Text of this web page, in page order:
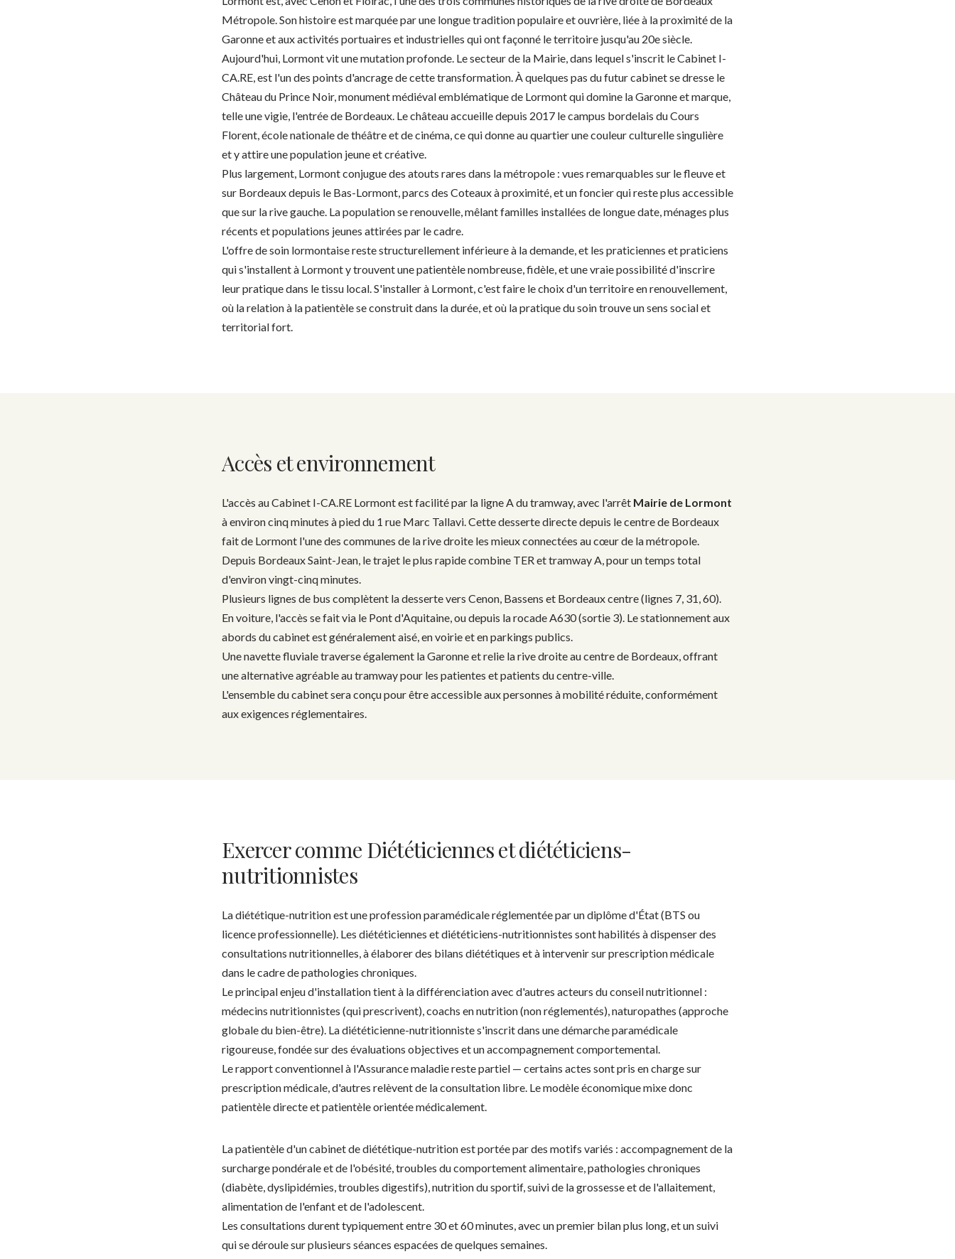
Métropole. Son histoire est marquée par une longue tradition populaire et ouvrière, liée à la proximité de la
Garonne et aux activités portuaires et industrielles qui ont façonné le territoire jusqu'au 20e siècle.
Aujourd'hui, Lormont vit une mutation profonde. Le secteur de la Mairie, dans lequel s'inscrit le Cabinet I-
CA.RE, est l'un des points d'ancrage de cette transformation. À quelques pas du futur cabinet se dresse le
Château du Prince Noir, monument médiéval emblématique de Lormont qui domine la Garonne et marque,
telle une vigie, l'entrée de Bordeaux. Le château accueille depuis 2017 le campus bordelais du Cours
Florent, école nationale de théâtre et de cinéma, ce qui donne au quartier une couleur culturelle singulière
et y attire une population jeune et créative.
Plus largement, Lormont conjugue des atouts rares dans la métropole : vues remarquables sur le fleuve et
sur Bordeaux depuis le Bas-Lormont, parcs des Coteaux à proximité, et un foncier qui reste plus accessible
que sur la rive gauche. La population se renouvelle, mêlant familles installées de longue date, ménages plus
récents et populations jeunes attirées par le cadre.
L'offre de soin lormontaise reste structurellement inférieure à la demande, et les praticiennes et praticiens
qui s'installent à Lormont y trouvent une patientèle nombreuse, fidèle, et une vraie possibilité d'inscrire
leur pratique dans le tissu local. S'installer à Lormont, c'est faire le choix d'un territoire en renouvellement,
où la relation à la patientèle se construit dans la durée, et où la pratique du soin trouve un sens social et
territorial fort.
Accès et environnement
L'accès au Cabinet I-CA.RE Lormont est facilité par la ligne A du tramway, avec l'arrêt Mairie de Lormont
à environ cinq minutes à pied du 1 rue Marc Tallavi. Cette desserte directe depuis le centre de Bordeaux
fait de Lormont l'une des communes de la rive droite les mieux connectées au cœur de la métropole.
Depuis Bordeaux Saint-Jean, le trajet le plus rapide combine TER et tramway A, pour un temps total
d'environ vingt-cinq minutes.
Plusieurs lignes de bus complètent la desserte vers Cenon, Bassens et Bordeaux centre (lignes 7, 31, 60).
En voiture, l'accès se fait via le Pont d'Aquitaine, ou depuis la rocade A630 (sortie 3). Le stationnement aux
abords du cabinet est généralement aisé, en voirie et en parkings publics.
Une navette fluviale traverse également la Garonne et relie la rive droite au centre de Bordeaux, offrant
une alternative agréable au tramway pour les patientes et patients du centre-ville.
L'ensemble du cabinet sera conçu pour être accessible aux personnes à mobilité réduite, conformément
aux exigences réglementaires.
Exercer comme Diététiciennes et diététiciens-
nutritionnistes
La diététique-nutrition est une profession paramédicale réglementée par un diplôme d'État (BTS ou
licence professionnelle). Les diététiciennes et diététiciens-nutritionnistes sont habilités à dispenser des
consultations nutritionnelles, à élaborer des bilans diététiques et à intervenir sur prescription médicale
dans le cadre de pathologies chroniques.
Le principal enjeu d'installation tient à la différenciation avec d'autres acteurs du conseil nutritionnel :
médecins nutritionnistes (qui prescrivent), coachs en nutrition (non réglementés), naturopathes (approche
globale du bien-être). La diététicienne-nutritionniste s'inscrit dans une démarche paramédicale
rigoureuse, fondée sur des évaluations objectives et un accompagnement comportemental.
Le rapport conventionnel à l'Assurance maladie reste partiel — certains actes sont pris en charge sur
prescription médicale, d'autres relèvent de la consultation libre. Le modèle économique mixe donc
patientèle directe et patientèle orientée médicalement.
La patientèle d'un cabinet de diététique-nutrition est portée par des motifs variés : accompagnement de la
surcharge pondérale et de l'obésité, troubles du comportement alimentaire, pathologies chroniques
(diabète, dyslipidémies, troubles digestifs), nutrition du sportif, suivi de la grossesse et de l'allaitement,
alimentation de l'enfant et de l'adolescent.
Les consultations durent typiquement entre 30 et 60 minutes, avec un premier bilan plus long, et un suivi
qui se déroule sur plusieurs séances espacées de quelques semaines.